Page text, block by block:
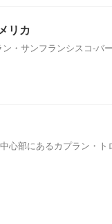
リカ
・サンフランシスコ-
心部にあるカプラン・